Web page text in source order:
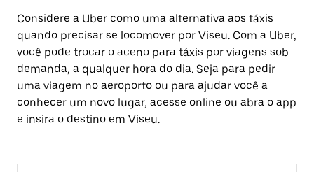
Considere a Uber como uma alternativa aos táxis
quando precisar se locomover por Viseu. Com a Uber,
você pode trocar o aceno para táxis por viagens sob
demanda, a qualquer hora do dia. Seja para pedir
uma viagem no aeroporto ou para ajudar você a
conhecer um novo lugar, acesse online ou abra o app
e insira o destino em Viseu.